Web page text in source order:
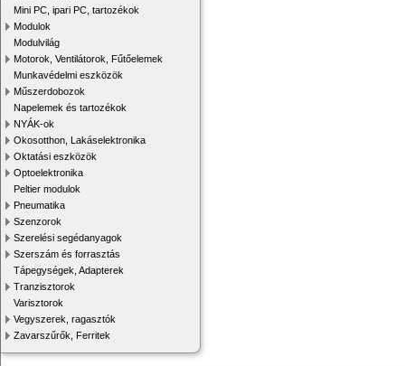
Mini PC, ipari PC, tartozékok
Modulok
Modulvilág
Motorok, Ventilátorok, Fűtőelemek
Munkavédelmi eszközök
Műszerdobozok
Napelemek és tartozékok
NYÁK-ok
Okosotthon, Lakáselektronika
Oktatási eszközök
Optoelektronika
Peltier modulok
Pneumatika
Szenzorok
Szerelési segédanyagok
Szerszám és forrasztás
Tápegységek, Adapterek
Tranzisztorok
Varisztorok
Vegyszerek, ragasztók
Zavarszűrők, Ferritek